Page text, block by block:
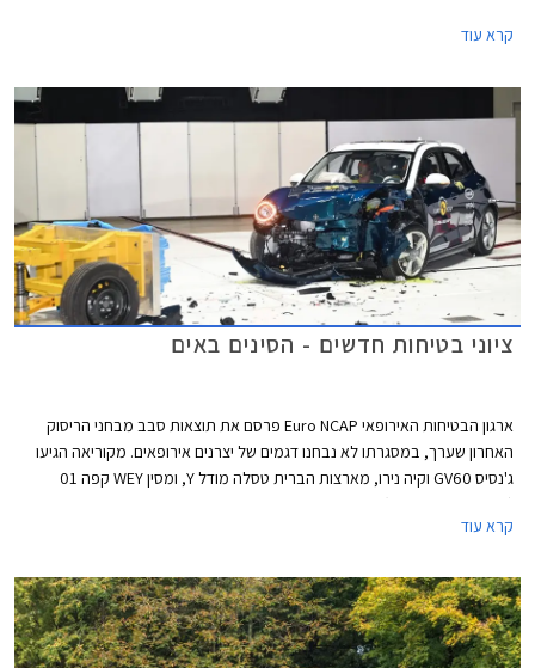
קרא עוד
ציוני בטיחות חדשים - הסינים באים
ארגון הבטיחות האירופאי Euro NCAP פרסם את תוצאות סבב מבחני הריסוק
האחרון שערך, במסגרתו לא נבחנו דגמים של יצרנים אירופאים. מקוריאה הגיעו
ג'נסיס GV60 וקיה נירו, מארצות הברית טסלה מודל Y, ומסין WEY קפה 01
(מוכר גם בשם מוקה) ואורה פאנקי קאט - שניהם דגמים למותגים מבית גרייט וול.
כל הדגמים זכו בציון מרבי של 5 כוכבים.
קרא עוד